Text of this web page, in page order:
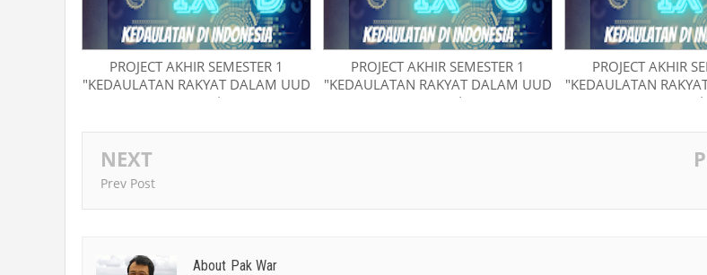
PROJECT AKHIR SEMESTER 1
"KEDAULATAN RAKYAT DALAM UUD
NRI TAHUN 1945" | KELAS IX-D
PROJECT AKHIR SEMESTER 1
"KEDAULATAN RAKYAT DALAM UUD
NRI TAHUN 1945" | KELAS IX-C
PROJECT AKHIR
"KEDAULATAN
NRI TAHUN 1945" |
NEXT
Prev Post
About Pak War